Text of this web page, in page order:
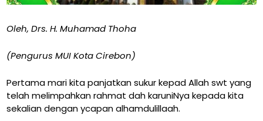
Oleh, Drs. H. Muhamad Thoha
(Pengurus MUI Kota Cirebon)
Pertama mari kita panjatkan sukur kepad Allah swt yang
telah melimpahkan rahmat dah karuniNya kepada kita
sekalian dengan ycapan alhamdulillaah.